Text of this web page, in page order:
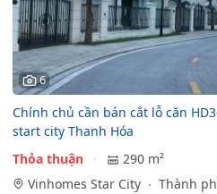
6
Chính chủ cần bán cắt lỗ căn
start city Thanh Hóa
Thỏa thuận
290 m²
Vinhomes Star City
Thành